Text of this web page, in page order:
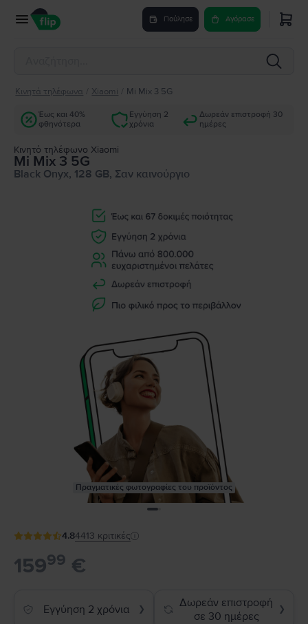
Πούλησε Αγόρασε
Κινητά τηλέφωνα Xiaomi Mi Mix 3 5G
Έως και 40%
φθηνότερα
Εγγύηση 2
χρόνια
Δωρεάν επιστροφή 30
ημέρες
Κινητό τηλέφωνο Xiaomi
Mi Mix 3 5G
Black Onyx, 128 GB, Σαν καινούργιο
Πραγματικές φωτογραφίες του προϊόντος
4.84413 κριτικές
15999 €
Εγγύηση 2 χρόνια ❯
Δωρεάν επιστροφή
σε 30 ημέρες
❯